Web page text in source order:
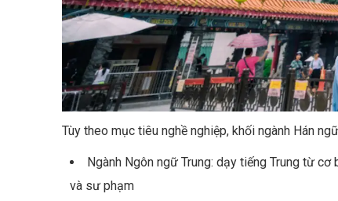
Tùy theo mục tiêu nghề nghiệp, khối ngành Hán
Ngành Ngôn ngữ Trung: dạy tiếng Trung từ
và sư phạm